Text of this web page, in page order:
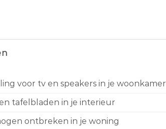
voor tv en speakers in je woonkamer
tafelbladen in je interieur
ontbreken in je woning